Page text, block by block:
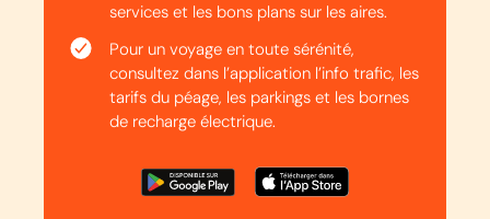
services et les bons plans sur les aires.
Pour un voyage en toute sérénité,
consultez dans l’application l’info trafic, les
tarifs du péage, les parkings et les bornes
de recharge électrique.